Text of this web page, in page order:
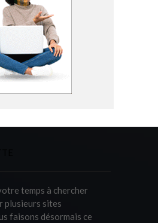
temps à chercher
plusieurs sites
faisons désormais ce